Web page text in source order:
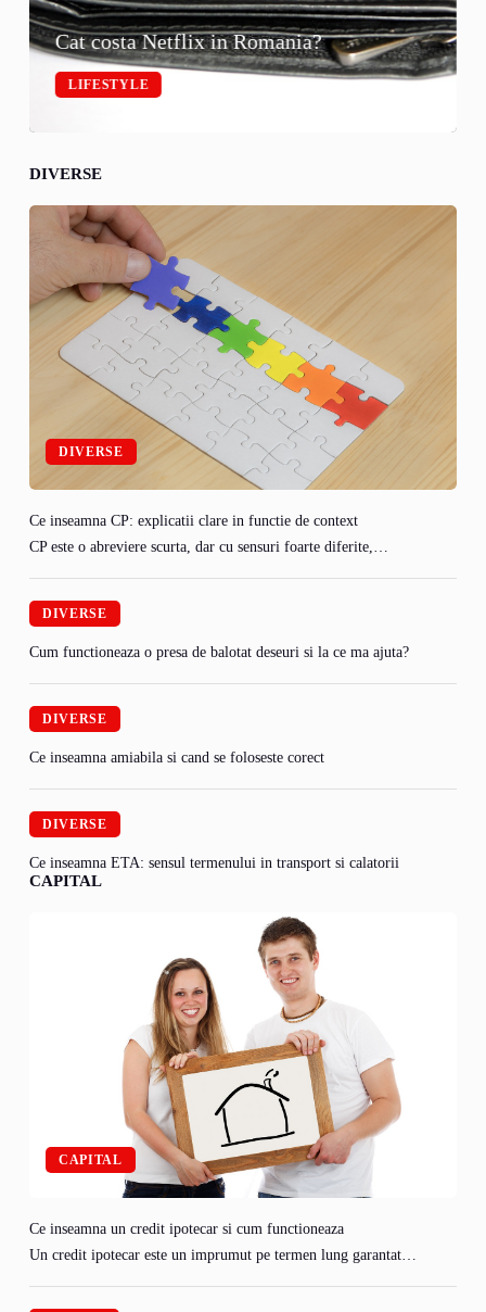
Cat costa Netflix in Romania?
LIFESTYLE
DIVERSE
DIVERSE
Ce inseamna CP: explicatii clare in functie de context
CP este o abreviere scurta, dar cu sensuri foarte diferite,…
DIVERSE
Cum functioneaza o presa de balotat deseuri si la ce ma ajuta?
DIVERSE
Ce inseamna amiabila si cand se foloseste corect
DIVERSE
Ce inseamna ETA: sensul termenului in transport si calatorii
CAPITAL
CAPITAL
Ce inseamna un credit ipotecar si cum functioneaza
Un credit ipotecar este un imprumut pe termen lung garantat…